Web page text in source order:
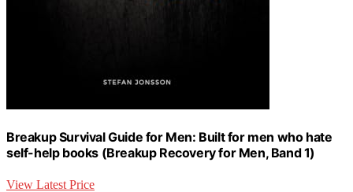
Breakup Survival Guide for Men: Built for men who hate
self-help books (Breakup Recovery for Men, Band 1)
View Latest Price